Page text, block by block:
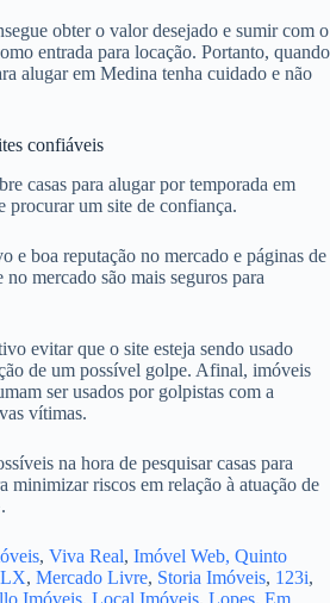
obter o valor desejado e sumir com o
entrada para locação. Portanto, quando
alugar em Medina tenha cuidado e não
confiáveis
casas para alugar por temporada em
procurar um site de confiança.
e boa reputação no mercado e páginas de
mercado são mais seguros para
evitar que o site esteja sendo usado
de um possível golpe. Afinal, imóveis
ser usados por golpistas com a
vítimas.
na hora de pesquisar casas para
minimizar riscos em relação à atuação de
, Viva Real, Imóvel Web, Quinto
, Mercado Livre, Storia Imóveis, 123i,